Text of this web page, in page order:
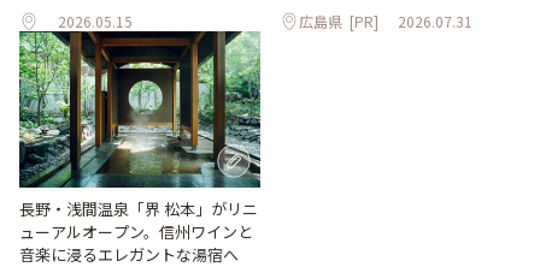
2026.05.15 広島県 [PR] 2026.07.31
長野・浅間温泉「界 松本」がリニ
ューアルオープン。信州ワインと
音楽に浸るエレガントな湯宿へ